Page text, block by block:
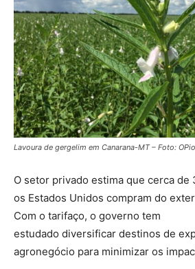
Lavoura de gergelim em Canarana-MT – Foto:
O setor privado estima que cerca de
os Estados Unidos compram do
Com o tarifaço, o governo tem
estudado diversificar destinos de
agronegócio para minimizar os